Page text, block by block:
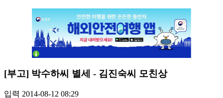
[부고] 박수하씨 별세 - 김진숙씨 모친상
입력 2014-08-12 08:29